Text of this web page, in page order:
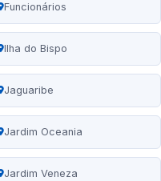
Funcionários
Ilha do Bispo
Jaguaribe
Jardim Oceania
Jardim Veneza